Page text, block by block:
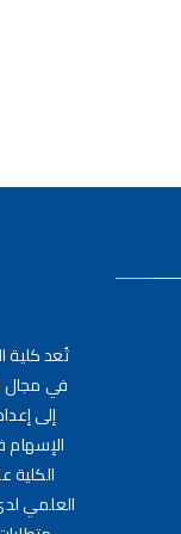
تُعد كلية
في مجال
إلى
الكلية
العلمي